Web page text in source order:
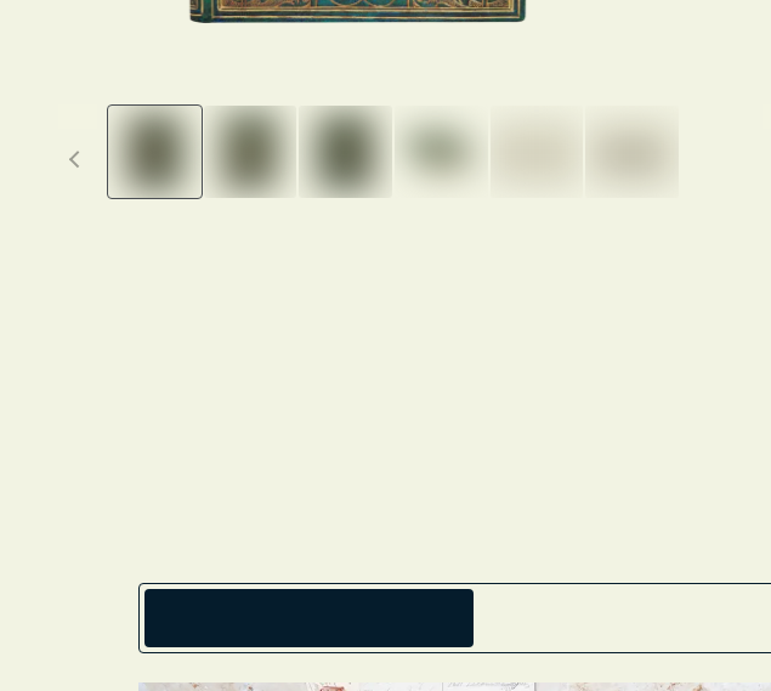
Previous thumbnails